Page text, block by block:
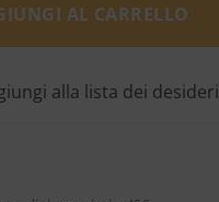
AL CARRELLO
alla lista dei desideri